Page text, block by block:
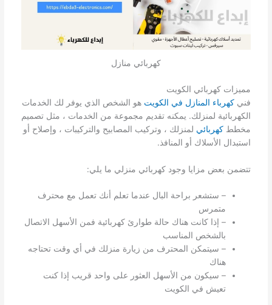
كهربائي منازل
مميزات كهربائي الكويت
فني كهرباء المنازل في الكويت هو الشخص الذي يوفر لك الخدمات
الكهربائية لمنزلك. يمكنه تقديم مجموعة من الخدمات ، مثل تصميم
مخطط كهربائي لمنزلك ، وتركيب المصابيح والتركيبات ، وإصلاح أو
استبدال الأسلاك أو المنافذ.
تتضمن بعض مزايا وجود كهربائي منزلي ما يلي:
– ستشعر براحة البال عندما تعلم أنك تعمل مع محترف
متمرس
– إذا كانت هناك حالة طوارئ كهربائية فمن الأسهل الاتصال
بالشخص المناسب
– سيتمكن المحترف من زيارة منزلك في أي وقت تحتاجه
هناك
– سيكون من الأسهل العثور على واحد قريب إذا كنت
تعيش في الكويت